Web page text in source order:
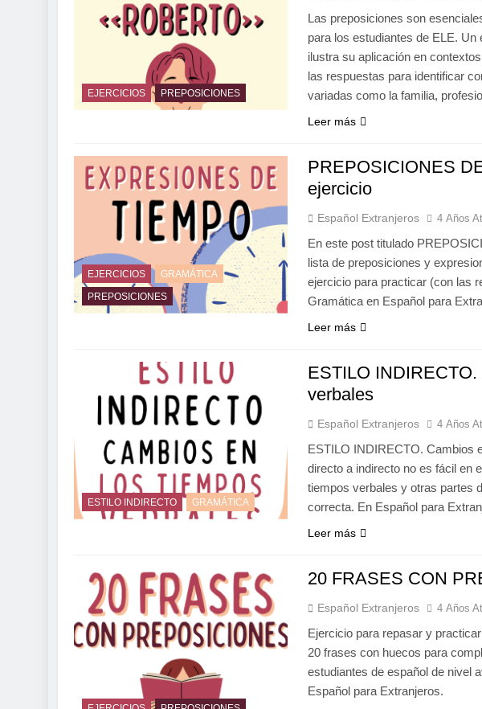
EJERCICIOS PREPOSICIONES
Las preposiciones son
para los estudiantes de ELE.
ilustra su aplicación en
las respuestas para identificar
variadas como la familia,
Leer más
EJERCICIOS
GRAMÁTICA
PREPOSICIONES
PREPOSICIONES
ejercicio
Español Extranjeros 4 Años
En este post titulado
lista de preposiciones y
ejercicio para practicar (con las
Gramática en Español para
Leer más
ESTILO INDIRECTO GRAMÁTICA
ESTILO
verbales
Español Extranjeros 4 Años
ESTILO INDIRECTO. Cambios
directo a indirecto no es fácil en
tiempos verbales y otras partes
correcta. En Español para
Leer más
20 FRASES CON
Español Extranjeros 4 Años
Ejercicio para repasar y
20 frases con huecos para
estudiantes de español de nivel
Español para Extranjeros.